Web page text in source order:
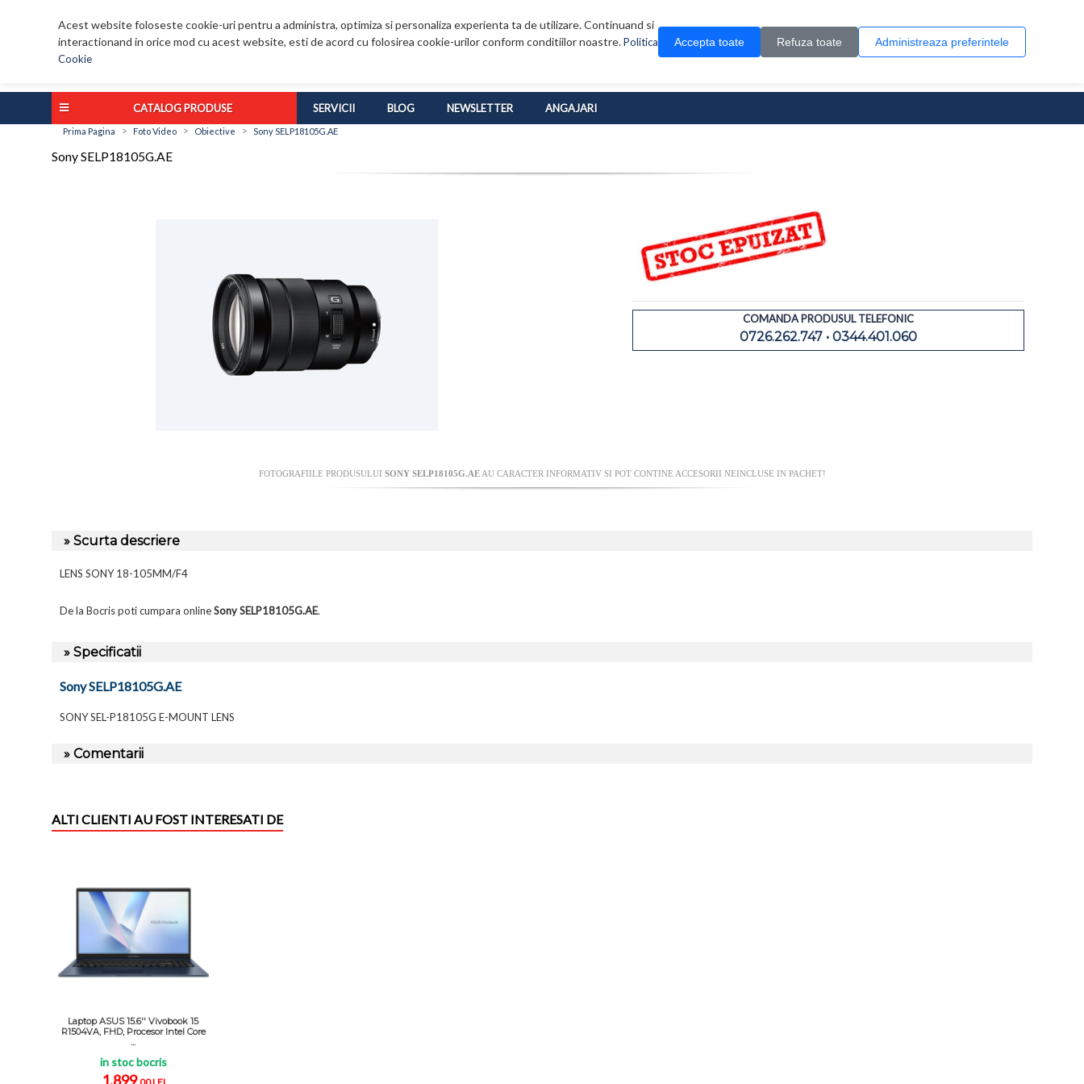
Acest website foloseste cookie-uri pentru a administra, optimiza si personaliza experienta ta de utilizare. Continuand si
interactionand in orice mod cu acest website, esti de acord cu folosirea cookie-urilor conform conditiilor noastre.Politica
Cookie
Accepta toate Refuza toate Administreaza preferintele
0 produs(e)
CATALOG PRODUSE SERVICII BLOG NEWSLETTER ANGAJARI
Prima Pagina > Foto Video > Obiective > Sony SELP18105G.AE
Sony SELP18105G.AE
COMANDA PRODUSUL TELEFONIC
0726.262.747 • 0344.401.060
FOTOGRAFIILE PRODUSULUI SONY SELP18105G.AEAU CARACTER INFORMATIV SI POT CONTINE ACCESORII NEINCLUSE IN PACHET!
» Scurta descriere
LENS SONY 18-105MM/F4
De la Bocris poti cumpara onlineSony SELP18105G.AE.
» Specificatii
Sony SELP18105G.AE
SONY SEL-P18105G E-MOUNT LENS
» Comentarii
ALTI CLIENTI AU FOST INTERESATI DE
Laptop ASUS 15.6'' Vivobook 15
R1504VA, FHD, Procesor Intel Core
...
in stoc bocris
1.899